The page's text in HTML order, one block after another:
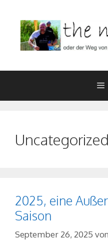
Inhalt
springen
Uncategorized
2025, eine
Saison
September 26, 2025 von